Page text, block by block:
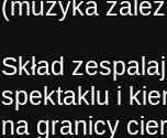
(muzyka
Skład
spektaklu i
na granicy